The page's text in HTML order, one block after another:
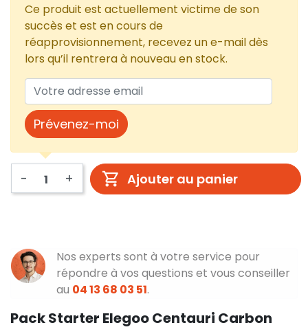
Ce produit est actuellement victime de son
succès et est en cours de
réapprovisionnement, recevez un e-mail dès
lors qu’il rentrera à nouveau en stock.
Prévenez-moi
- + Ajouter au panier
Nos experts sont à votre service pour
répondre à vos questions et vous conseiller
au 04 13 68 03 51.
Pack Starter Elegoo Centauri Carbon